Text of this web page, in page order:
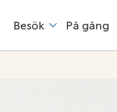
Besök På gång